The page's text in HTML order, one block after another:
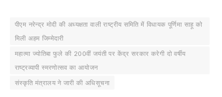
पीएम नरेन्द्र मोदी की अध्यक्षता वाली राष्ट्रीय समिति में विधायक पूर्णिमा साहू को
मिली अहम जिम्मेदारी
महात्मा ज्योतिबा फुले की 200वीं जयंती पर केंद्र सरकार करेगी दो वर्षीय
राष्ट्रव्यापी स्मरणोत्सव का आयोजन
संस्कृति मंत्रालय ने जारी की अधिसूचना